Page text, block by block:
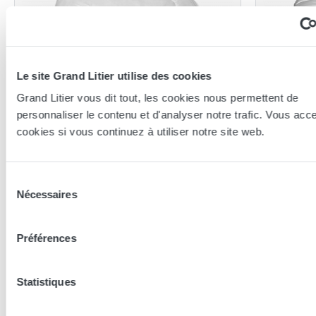
Le site Grand Litier utilise des cookies
Grand Litier vous dit tout, les cookies nous permettent de
personnaliser le contenu et d'analyser notre trafic. Vous
cookies si vous continuez à utiliser notre site web.
Nécessaires
Préférences
Statistiques
Brun de Vian-Tiran
Couette Brun de Vian Tiran
Les conseillers Grand Litier